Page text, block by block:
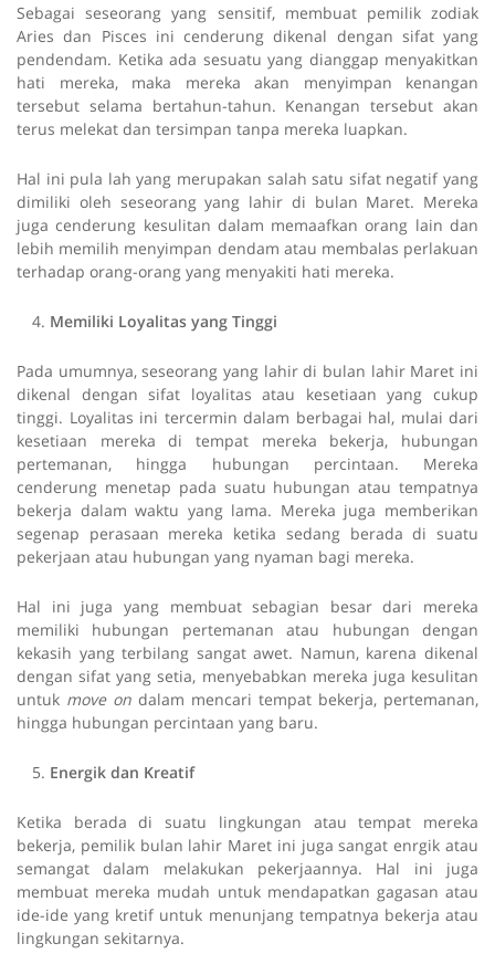
Sebagai seseorang yang sensitif, membuat pemilik zodiak
Aries dan Pisces ini cenderung dikenal dengan sifat yang
pendendam. Ketika ada sesuatu yang dianggap menyakitkan
hati mereka, maka mereka akan menyimpan kenangan
tersebut selama bertahun-tahun. Kenangan tersebut akan
terus melekat dan tersimpan tanpa mereka luapkan.
Hal ini pula lah yang merupakan salah satu sifat negatif yang
dimiliki oleh seseorang yang lahir di bulan Maret. Mereka
juga cenderung kesulitan dalam memaafkan orang lain dan
lebih memilih menyimpan dendam atau membalas perlakuan
terhadap orang-orang yang menyakiti hati mereka.
Memiliki Loyalitas yang Tinggi
Pada umumnya, seseorang yang lahir di bulan lahir Maret ini
dikenal dengan sifat loyalitas atau kesetiaan yang cukup
tinggi. Loyalitas ini tercermin dalam berbagai hal, mulai dari
kesetiaan mereka di tempat mereka bekerja, hubungan
pertemanan, hingga hubungan percintaan. Mereka
cenderung menetap pada suatu hubungan atau tempatnya
bekerja dalam waktu yang lama. Mereka juga memberikan
segenap perasaan mereka ketika sedang berada di suatu
pekerjaan atau hubungan yang nyaman bagi mereka.
Hal ini juga yang membuat sebagian besar dari mereka
memiliki hubungan pertemanan atau hubungan dengan
kekasih yang terbilang sangat awet. Namun, karena dikenal
dengan sifat yang setia, menyebabkan mereka juga kesulitan
untuk move on dalam mencari tempat bekerja, pertemanan,
hingga hubungan percintaan yang baru.
Energik dan Kreatif
Ketika berada di suatu lingkungan atau tempat mereka
bekerja, pemilik bulan lahir Maret ini juga sangat enrgik atau
semangat dalam melakukan pekerjaannya. Hal ini juga
membuat mereka mudah untuk mendapatkan gagasan atau
ide-ide yang kretif untuk menunjang tempatnya bekerja atau
lingkungan sekitarnya.